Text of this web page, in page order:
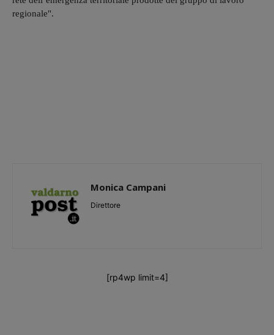
regionale".
Monica Campani
Direttore
[rp4wp limit=4]